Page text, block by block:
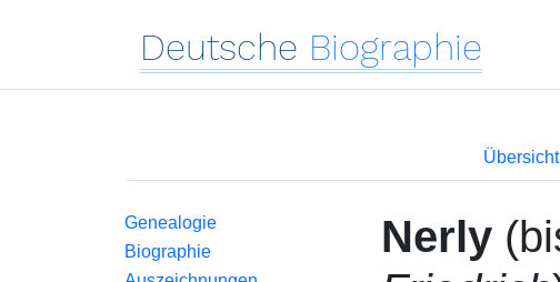
Deutsche Biographie
Übersicht
Genealogie
Biographie
Nerly